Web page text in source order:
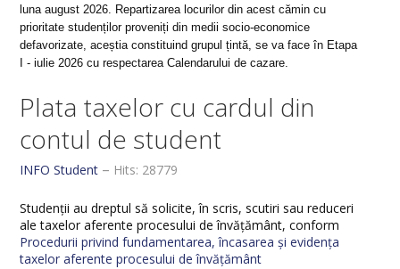
luna august 2026. Repartizarea locurilor din acest cămin cu
prioritate studenților proveniți din medii socio-economice
defavorizate, aceștia constituind grupul țintă, se va face în Etapa
I - iulie 2026 cu respectarea Calendarului de cazare.
Plata taxelor cu cardul din
contul de student
INFO Student Hits: 28779
Studenții au dreptul să solicite, în scris, scutiri sau reduceri
ale taxelor aferente procesului de învățământ, conform
Procedurii privind fundamentarea, încasarea și evidența
taxelor aferente procesului de învățământ